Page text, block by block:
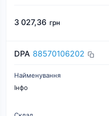
3 027,36 грн
DPA 88570106202
Найменування
Інфо